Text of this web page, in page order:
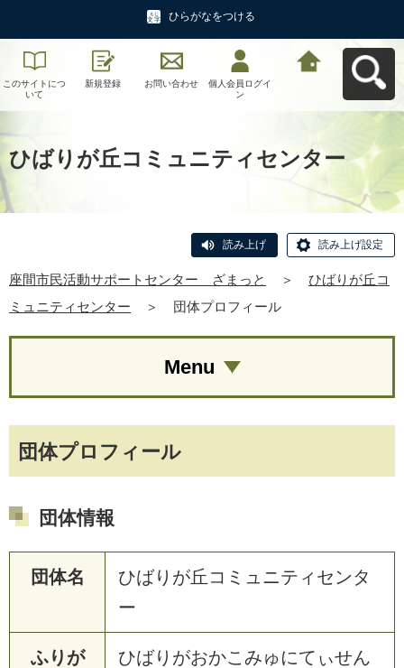
ひらがなをつける
このサイトにつ
いて
新規登録 お問い合わせ
個人会員ログイ
ン
ひばりが丘コミュニティセンター
読み上げ 読み上げ設定
座間市民活動サポートセンター ざまっと ＞
ひばりが丘コ
ミュニティセンター
＞ 団体プロフィール
団体プロフィール
団体情報
団体名
ひばりが丘コミュニティセンタ
ー
ふりが
ひばりがおかこみゅにてぃせん
Menu